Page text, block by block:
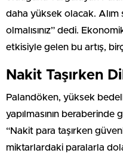
daha yüksek olacak. Alım
olmalısınız” dedi.
etkisiyle gelen bu artış,
Nakit Taşırken
Palandöken, yüksek
yapılmasının
“Nakit para taşırken
miktarlardaki paralarla